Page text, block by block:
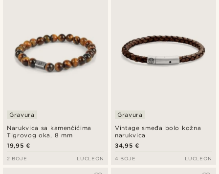
Narukvica sa kamenčićima
Tigrovog oka, 8 mm
Gravura
19,95 €
2 BOJE LUCLEON
Vintage smeđa bolo kožna
narukvica
Gravura
34,95 €
4 BOJE LUCLEON